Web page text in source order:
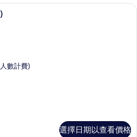
豪華雙人房 (Room Only) | 客房內保
數計費)
選擇日期以查看價格